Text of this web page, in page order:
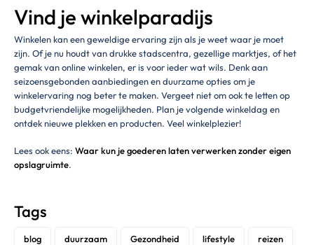
Vind je winkelparadijs
Winkelen kan een geweldige ervaring zijn als je weet waar je moet
zijn. Of je nu houdt van drukke stadscentra, gezellige marktjes, of het
gemak van online winkelen, er is voor ieder wat wils. Denk aan
seizoensgebonden aanbiedingen en duurzame opties om je
winkelervaring nog beter te maken. Vergeet niet om ook te letten op
budgetvriendelijke mogelijkheden. Plan je volgende winkeldag en
ontdek nieuwe plekken en producten. Veel winkelplezier!
Lees ook eens: Waar kun je goederen laten verwerken zonder eigen
opslagruimte.
Tags
blog duurzaam Gezondheid lifestyle reizen